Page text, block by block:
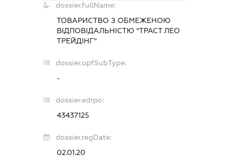
dossier.fullName:
ТОВАРИСТВО З ОБМЕЖЕНОЮ
ВІДПОВІДАЛЬНІСТЮ "ТРАСТ ЛЕО
ТРЕЙДІНГ"
dossier.opfSubType:
-
dossier.edrpo:
43437125
dossier.regDate:
02.01.20